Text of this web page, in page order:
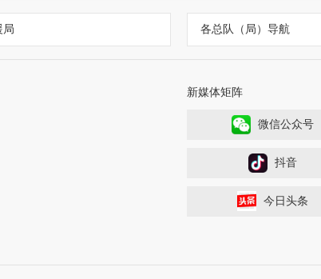
局 各总队（局）导航
新媒体矩阵
微信公众号
抖音
今日头条